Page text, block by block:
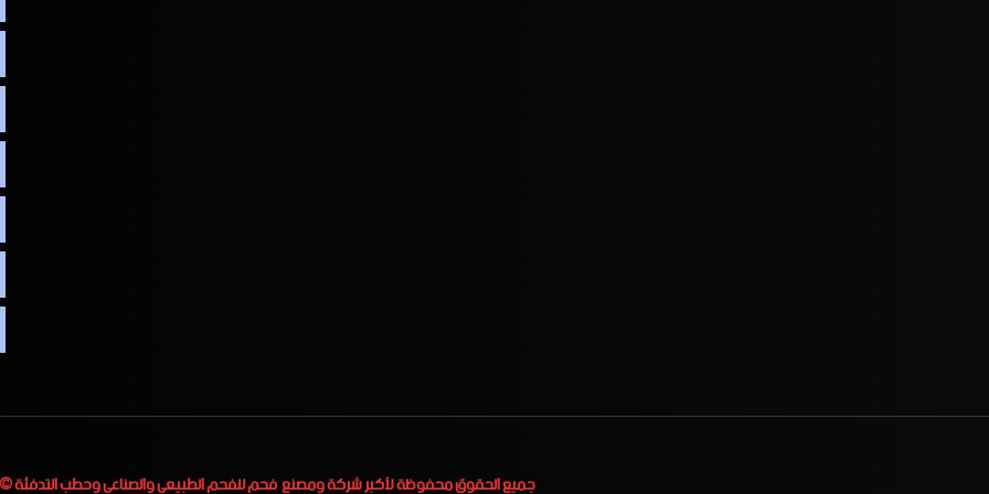
جميع الحقوق محفوظة لأكبرشركة ومصنع فحم للفحم الطبيعي والصناعي وحطب التدفئة© 2023